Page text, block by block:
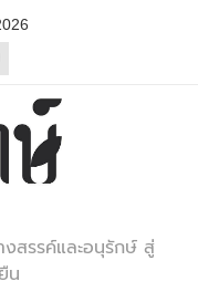
สรรค์และอนุรักษ์ สู่
น